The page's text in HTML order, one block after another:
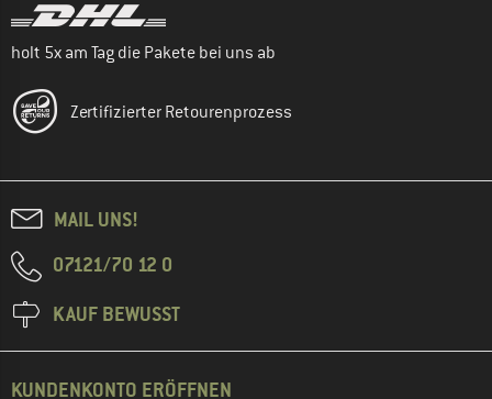
holt 5x am Tag die Pakete bei uns ab
Zertifizierter Retourenprozess
MAIL UNS!
07121/70 12 0
KAUF BEWUSST
KUNDENKONTO ERÖFFNEN